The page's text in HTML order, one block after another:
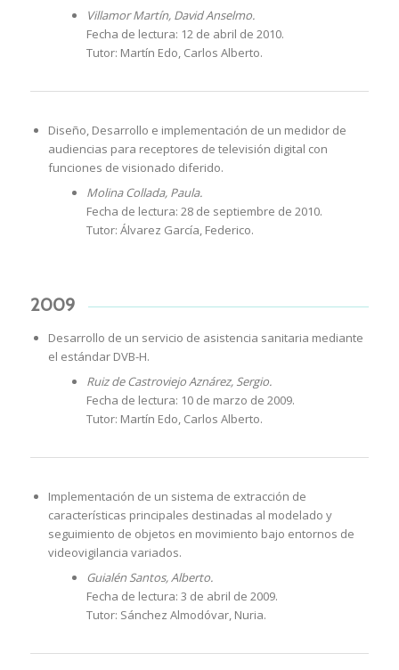
Villamor Martín, David Anselmo.
Fecha de lectura: 12 de abril de 2010.
Tutor: Martín Edo, Carlos Alberto.
Diseño, Desarrollo e implementación de un medidor de
audiencias para receptores de televisión digital con
funciones de visionado diferido.
Molina Collada, Paula.
Fecha de lectura: 28 de septiembre de 2010.
Tutor: Álvarez García, Federico.
2009
Desarrollo de un servicio de asistencia sanitaria mediante
el estándar DVB-H.
Ruiz de Castroviejo Aznárez, Sergio.
Fecha de lectura: 10 de marzo de 2009.
Tutor: Martín Edo, Carlos Alberto.
Implementación de un sistema de extracción de
características principales destinadas al modelado y
seguimiento de objetos en movimiento bajo entornos de
videovigilancia variados.
Guialén Santos, Alberto.
Fecha de lectura: 3 de abril de 2009.
Tutor: Sánchez Almodóvar, Nuria.